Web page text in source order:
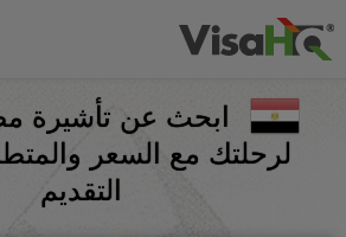
ابحث عن تأشيرة
لرحلتك مع السعر
التقديم